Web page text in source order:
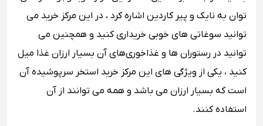
توان به نایک و پیر کاردین اشاره کرد ، در این مرکز خرید می
توانید سوغاتی های خوبی خریداری کنید و همچنین می
توانید در رستوران ها و غذاخوری‌های آن بسیار ارزان غذا میل
کنید ، یکی از ویژگی های این مرکز خرید استخر سرپوشیده آن
است که بسیار ارزان می باشد و همه می توانند از آن
استفاده کنند.